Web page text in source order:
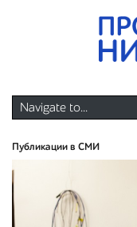
Публикации в СМИ